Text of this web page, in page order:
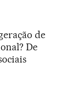
de
De